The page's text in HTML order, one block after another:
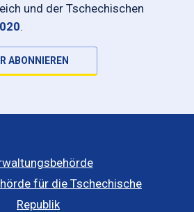
und der Tschechischen
.
ABONNIEREN
für die Tschechische
Republik